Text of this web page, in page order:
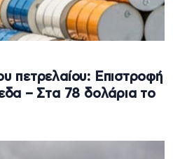
πετρελαίου: Επιστροφή
– Στα 78 δολάρια το